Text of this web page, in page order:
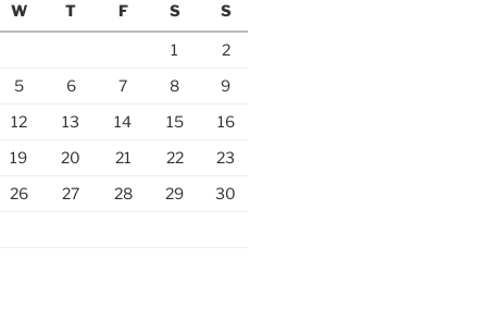
W T F S S
1
2
5 6 7 8
9
12 13 14 15
16
19 20 21 22
23
26 27 28 29
30